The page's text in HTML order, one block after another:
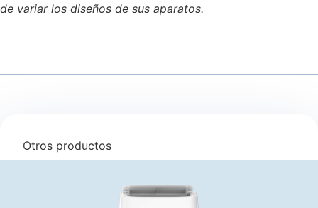
de variar los diseños de sus aparatos.
Otros productos